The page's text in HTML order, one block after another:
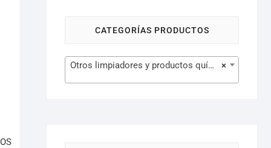
CATEGORÍAS PRODUCTOS
×
Otros limpiadores y productos químicos (16)